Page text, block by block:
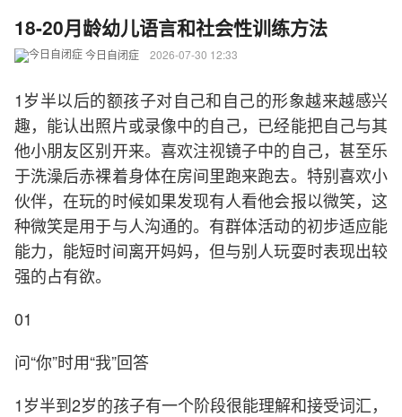
18-20月龄幼儿语言和社会性训练方法
今日自闭症 2026-07-30 12:33
1岁半以后的额孩子对自己和自己的形象越来越感兴
趣，能认出照片或录像中的自己，已经能把自己与其
他小朋友区别开来。喜欢注视镜子中的自己，甚至乐
于洗澡后赤裸着身体在房间里跑来跑去。特别喜欢小
伙伴，在玩的时候如果发现有人看他会报以微笑，这
种微笑是用于与人沟通的。有群体活动的初步适应能
能力，能短时间离开妈妈，但与别人玩耍时表现出较
强的占有欲。
01
问“你”时用“我”回答
1岁半到2岁的孩子有一个阶段很能理解和接受词汇，